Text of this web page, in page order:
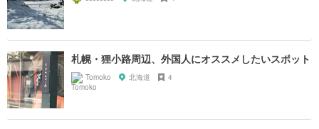
札幌・狸小路周辺、外国人にオススメしたいスポット
Tomoko 北海道 4